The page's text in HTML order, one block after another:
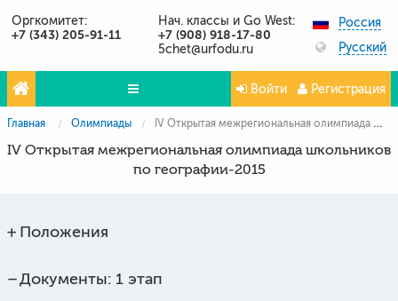
Оргкомитет: Нач. классы и Go West:
+7 (343) 205-91-11 +7 (908) 918-17-80
5chet@urfodu.ru
Россия
Русский
Олимпиады
Проекты
Контакты
Войти Регистрация
Главная Олимпиады IV Открытая межрегиональная олимпиада школьников по географии-2015
IV Открытая межрегиональная олимпиада школьников
по географии-2015
Положения
Документы: 1 этап